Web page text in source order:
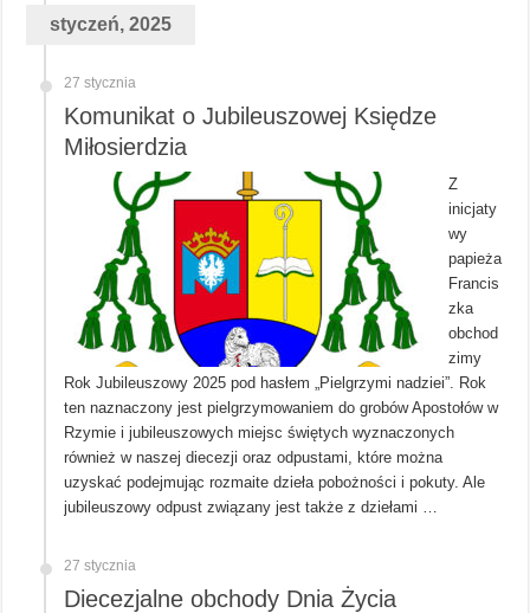
styczeń, 2025
27 stycznia
Komunikat o Jubileuszowej Księdze
Miłosierdzia
Z
inicjaty
wy
papieża
Francis
zka
obchod
zimy
Rok Jubileuszowy 2025 pod hasłem „Pielgrzymi nadziei”. Rok
ten naznaczony jest pielgrzymowaniem do grobów Apostołów w
Rzymie i jubileuszowych miejsc świętych wyznaczonych
również w naszej diecezji oraz odpustami, które można
uzyskać podejmując rozmaite dzieła pobożności i pokuty. Ale
jubileuszowy odpust związany jest także z dziełami …
27 stycznia
Diecezjalne obchody Dnia Życia